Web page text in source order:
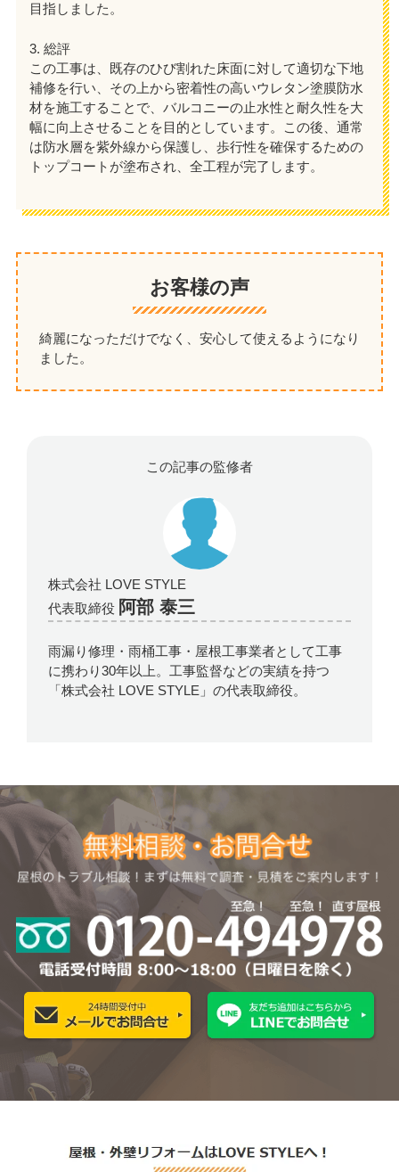
目指しました。
3. 総評
この工事は、既存のひび割れた床面に対して適切な下地
補修を行い、その上から密着性の高いウレタン塗膜防水
材を施工することで、バルコニーの止水性と耐久性を大
幅に向上させることを目的としています。この後、通常
は防水層を紫外線から保護し、歩行性を確保するための
トップコートが塗布され、全工程が完了します。
お客様の声
綺麗になっただけでなく、安心して使えるようになり
ました。
この記事の監修者
株式会社 LOVE STYLE
代表取締役 阿部 泰三
雨漏り修理・雨桶工事・屋根工事業者として工事
に携わり30年以上。工事監督などの実績を持つ
「株式会社 LOVE STYLE」の代表取締役。